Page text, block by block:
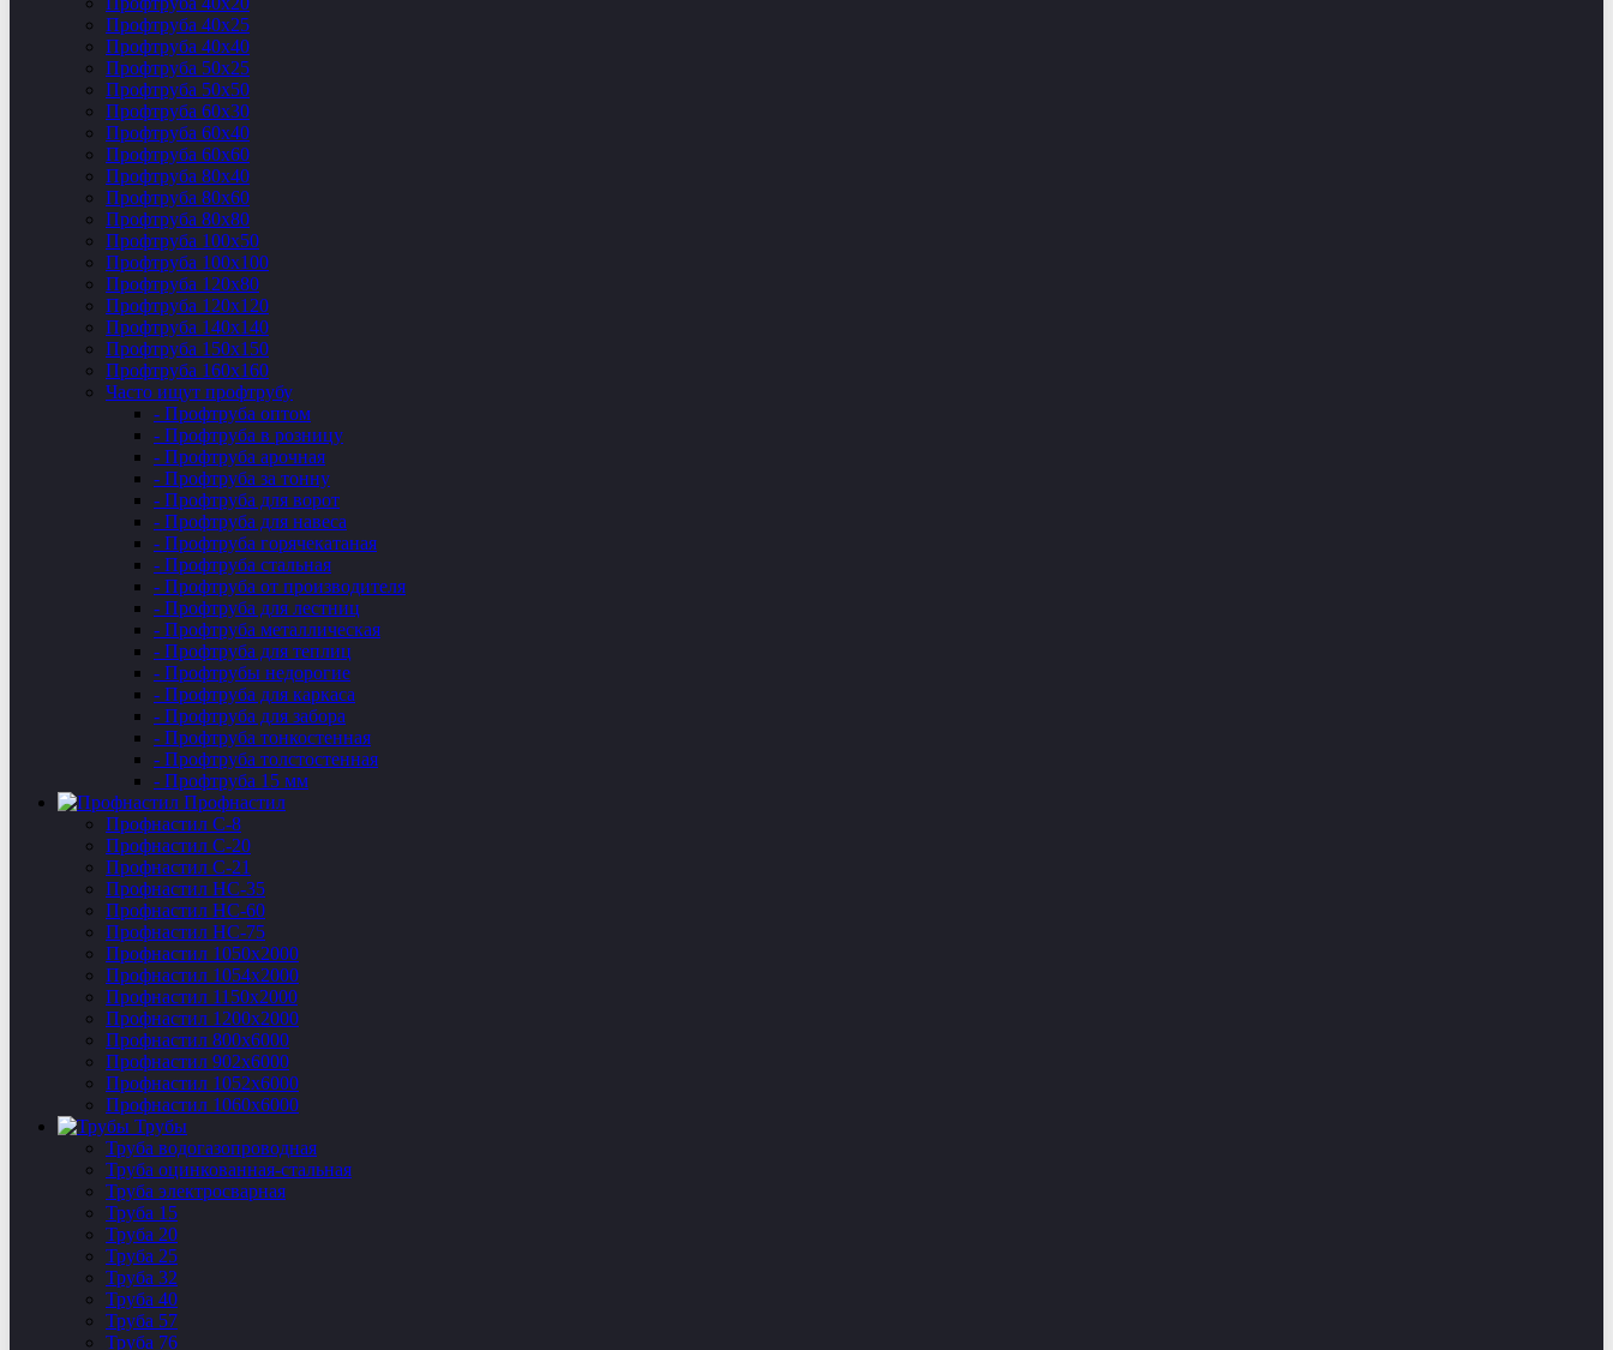
Профтруба 40х25
Профтруба 40х40
Профтруба 50х25
Профтруба 50х50
Профтруба 60х30
Профтруба 60х40
Профтруба 60х60
Профтруба 80х40
Профтруба 80х60
Профтруба 80х80
Профтруба 100х50
Профтруба 100х100
Профтруба 120х80
Профтруба 120х120
Профтруба 140х140
Профтруба 150х150
Профтруба 160х160
Часто ищут профтрубу
- Профтруба оптом
- Профтруба в розницу
- Профтруба арочная
- Профтруба за тонну
- Профтруба для ворот
- Профтруба для навеса
- Профтруба горячекатаная
- Профтруба стальная
- Профтруба от производителя
- Профтруба для лестниц
- Профтруба металлическая
- Профтруба для теплиц
- Профтрубы недорогие
- Профтруба для каркаса
- Профтруба для забора
- Профтруба тонкостенная
- Профтруба толстостенная
- Профтруба 15 мм
Профнастил
Профнастил C-8
Профнастил С-20
Профнастил C-21
Профнастил НС-35
Профнастил НС-60
Профнастил НС-75
Профнастил 1050х2000
Профнастил 1054х2000
Профнастил 1150х2000
Профнастил 1200х2000
Профнастил 800х6000
Профнастил 902х6000
Профнастил 1052х6000
Профнастил 1060х6000
Трубы
Труба водогазопроводная
Труба оцинкованная-стальная
Труба электросварная
Труба 15
Труба 20
Труба 25
Труба 32
Труба 40
Труба 57
Труба 76